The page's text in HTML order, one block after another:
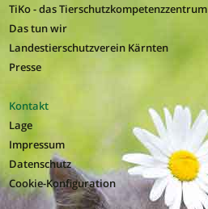
TiKo - das Tierschutzkompetenzzentrum
Das tun wir
Landestierschutzverein Kärnten
Presse
Kontakt
Lage
Impressum
Datenschutz
Cookie-Konfiguration